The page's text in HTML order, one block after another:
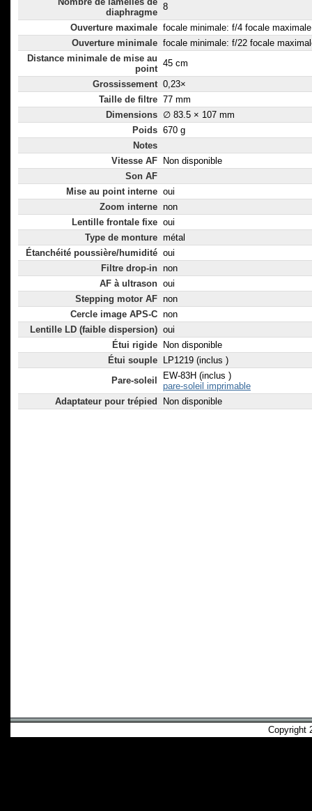
diaphragme
8
Ouverture maximale focale minimale: f/4 focale
Ouverture minimale focale minimale: f/22 focale
Distance minimale de mise au
point
45 cm
Grossissement 0,23×
Taille de filtre 77 mm
Dimensions ∅ 83.5 × 107 mm
Poids 670 g
Notes
Vitesse AF
Non disponible
Son AF
Mise au point interne oui
Zoom interne non
Lentille frontale fixe oui
Type de monture métal
Étanchéité poussière/humidité oui
Filtre drop-in non
AF à ultrason oui
Stepping motor AF non
Cercle image APS-C non
Lentille LD (faible dispersion) oui
Étui rigide
Non disponible
Étui souple
LP1219 (inclus )
Pare-soleil
EW-83H (inclus )
pare-soleil imprimable
Adaptateur pour trépied
Non disponible
Copyright